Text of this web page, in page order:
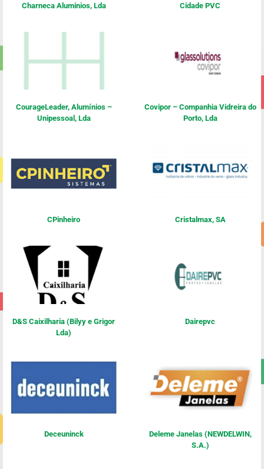
Charneca Aluminios, Lda Cidade PVC
CourageLeader, Alumínios –
Unipessoal, Lda
Covipor – Companhia Vidreira do
Porto, Lda
CPinheiro Cristalmax, SA
D&S Caixilharia (Bilyy e Grigor
Lda)
Dairepvc
Deceuninck
Deleme Janelas (NEWDELWIN,
S.A.)